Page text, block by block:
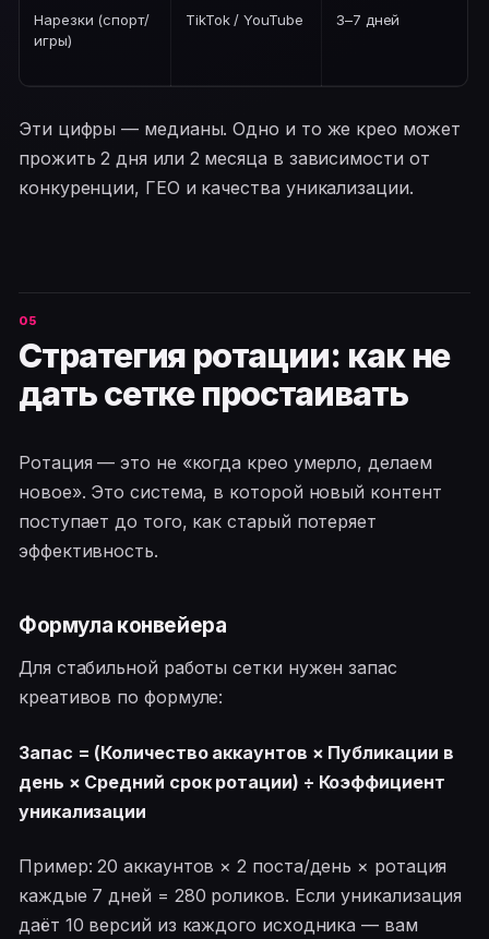
Нарезки (спорт/
игры)
TikTok / YouTube 3–7 дней
Эти цифры — медианы. Одно и то же крео может
прожить 2 дня или 2 месяца в зависимости от
конкуренции, ГЕО и качества уникализации.
Стратегия ротации: как не
дать сетке простаивать
Ротация — это не «когда крео умерло, делаем
новое». Это система, в которой новый контент
поступает до того, как старый потеряет
эффективность.
Формула конвейера
Для стабильной работы сетки нужен запас
креативов по формуле:
Запас = (Количество аккаунтов × Публикации в
день × Средний срок ротации) ÷ Коэффициент
уникализации
Пример: 20 аккаунтов × 2 поста/день × ротация
каждые 7 дней = 280 роликов. Если уникализация
даёт 10 версий из каждого исходника — вам